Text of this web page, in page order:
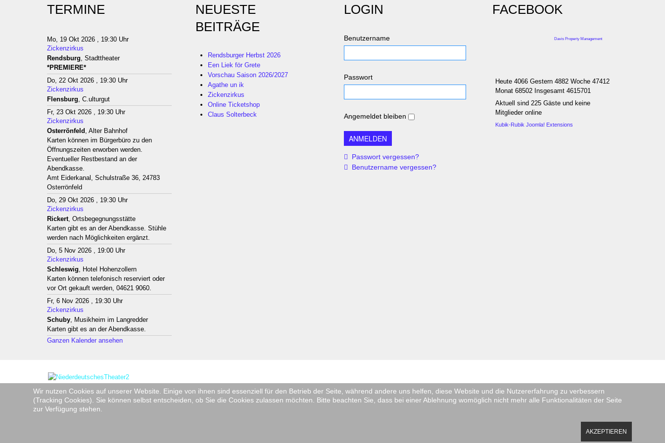
TERMINE
Mo, 19 Okt 2026 , 19:30 Uhr
Zickenzirkus
Rendsburg, Stadttheater
*PREMIERE*
Do, 22 Okt 2026 , 19:30 Uhr
Zickenzirkus
Flensburg, C.ulturgut
Fr, 23 Okt 2026 , 19:30 Uhr
Zickenzirkus
Osterrönfeld , Alter Bahnhof
Karten können im Bürgerbüro zu den
Öffnungszeiten erworben werden.
Eventueller Restbestand an der
Abendkasse.
Amt Eiderkanal, Schulstraße 36, 24783
Osterrönfeld
Do, 29 Okt 2026 , 19:30 Uhr
Zickenzirkus
Rickert, Ortsbegegnungsstätte
Karten gibt es an der Abendkasse. Stühle
werden nach Möglichkeiten ergänzt.
Do, 5 Nov 2026 , 19:00 Uhr
Zickenzirkus
Schleswig, Hotel Hohenzollern
Karten können telefonisch reserviert oder
vor Ort gekauft werden, 04621 9060.
Fr, 6 Nov 2026 , 19:30 Uhr
Zickenzirkus
Schuby, Musikheim im Langredder
Karten gibt es an der Abendkasse.
Ganzen Kalender ansehen
NEUESTE
BEITRÄGE
Rendsburger Herbst 2026
Een Liek för Grete
Vorschau Saison 2026/2027
Agathe un ik
Zickenzirkus
Online Ticketshop
Claus Solterbeck
LOGIN
Benutzername
Passwort
Angemeldet bleiben
Passwort vergessen?
Benutzername vergessen?
FACEBOOK
Davis Property Management
Heute 4066 Gestern 4882 Woche 47412
Monat 68502 Insgesamt 4615701
Aktuell sind 225 Gäste und keine
Mitglieder online
Kubik-Rubik Joomla! Extensions
Wir nutzen Cookies auf unserer Website. Einige von ihnen sind essenziell für den Betrieb der Seite, während andere uns helfen, diese Website und die Nutzererfahrung zu verbessern
(Tracking Cookies). Sie können selbst entscheiden, ob Sie die Cookies zulassen möchten. Bitte beachten Sie, dass bei einer Ablehnung womöglich nicht mehr alle Funktionalitäten der Seite
zur Verfügung stehen.
AKZEPTIEREN